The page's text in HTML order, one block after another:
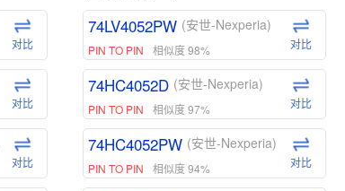
对比
对比
对比
74LV4052PW (安世-Nexperia)
PIN TO PIN 相似度 98% 对比
74HC4052D (安世-Nexperia)
PIN TO PIN 相似度 97% 对比
74HC4052PW (安世-Nexperia)
PIN TO PIN 相似度 94% 对比